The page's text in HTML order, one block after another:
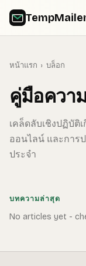
หน้าแรก › บล็อก
คู่มือควา
เคล็ดลับเชิงปฏิบัติ
ออนไลน์ และการ
ประจำ
บทความล่าสุด
No articles yet -